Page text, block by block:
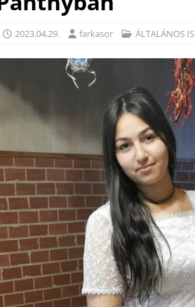
2023.04.29. farkasor ÁLTALÁNOS